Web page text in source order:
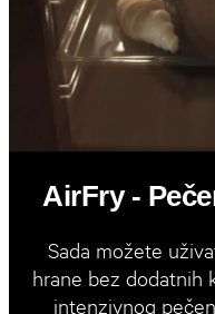
AirFry -
Sada možete
hrane bez dodatnih
intenzivnog